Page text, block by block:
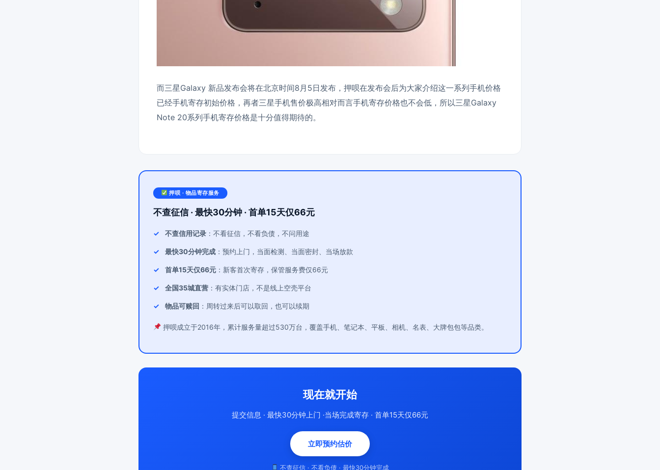
而三星Galaxy 新品发布会将在北京时间8月5日发布，押呗在发布会后为大家介绍这一系列手机价格
已经手机寄存初始价格，再者三星手机售价极高相对而言手机寄存价格也不会低，所以三星Galaxy
Note 20系列手机寄存价格是十分值得期待的。
押呗 · 物品寄存服务
不查征信 · 最快30分钟 · 首单15天仅66元
不查信用记录 ：不看征信，不看负债，不问用途
最快30分钟完成 ：预约上门，当面检测、当面密封、当场放款
首单15天仅66元 ：新客首次寄存，保管服务费仅66元
全国35城直营 ：有实体门店，不是线上空壳平台
物品可赎回 ：周转过来后可以取回，也可以续期
押呗成立于2016年，累计服务量超过530万台，覆盖手机、笔记本、平板、相机、名表、大牌包包等品类。
现在就开始
提交信息 · 最快30分钟上门 ·当场完成寄存 · 首单15天仅66元
立即预约估价
不查征信 · 不看负债 · 最快30分钟完成